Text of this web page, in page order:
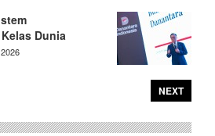
Dunia
NEXT